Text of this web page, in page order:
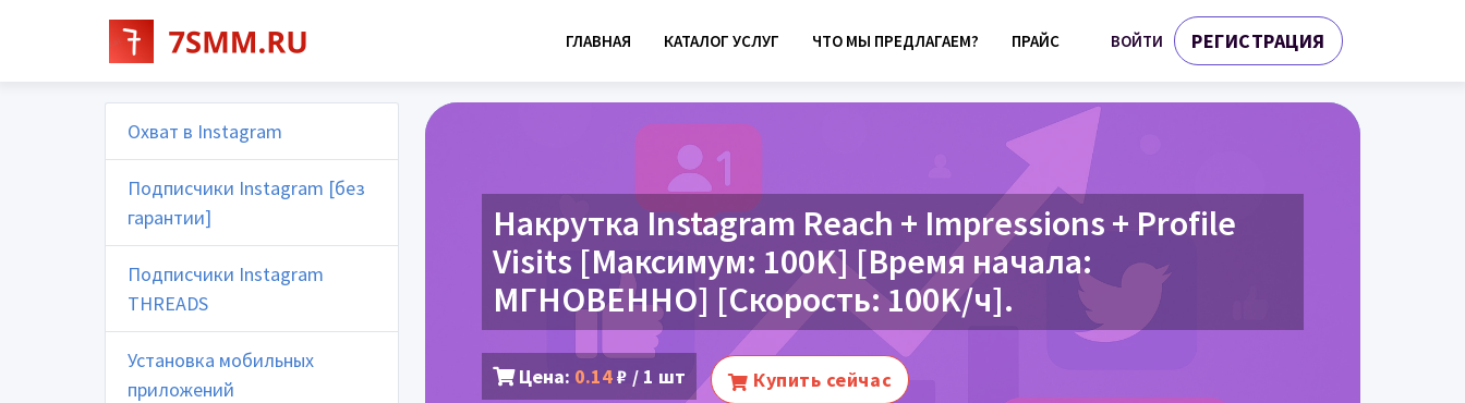
ГЛАВНАЯ КАТАЛОГ УСЛУГ ЧТО МЫ ПРЕДЛАГАЕМ? ПРАЙС ВОЙТИ РЕГИСТРАЦИЯ
Охват в Instagram
Подписчики Instagram [без
гарантии]
Подписчики Instagram
THREADS
Установка мобильных
приложений
Накрутка Instagram Reach + Impressions + Profile
Visits [Максимум: 100K] [Время начала:
МГНОВЕННО] [Скорость: 100K/ч].
Цена: 0.14₽ / 1 шт Купить сейчас